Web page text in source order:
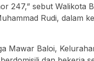
247,” sebut Walikota
Rudi, dalam
Mawar Baloi,